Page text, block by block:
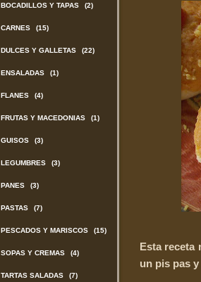
BOCADILLOS Y TAPAS (2)
CARNES (15)
DULCES Y GALLETAS (22)
ENSALADAS (1)
FLANES (4)
FRUTAS Y MACEDONIAS (1)
GUISOS (3)
LEGUMBRES (3)
PANES (3)
PASTAS (7)
PESCADOS Y MARISCOS (15)
SOPAS Y CREMAS (4)
TARTAS SALADAS (7)
Esta receta
un pis pas